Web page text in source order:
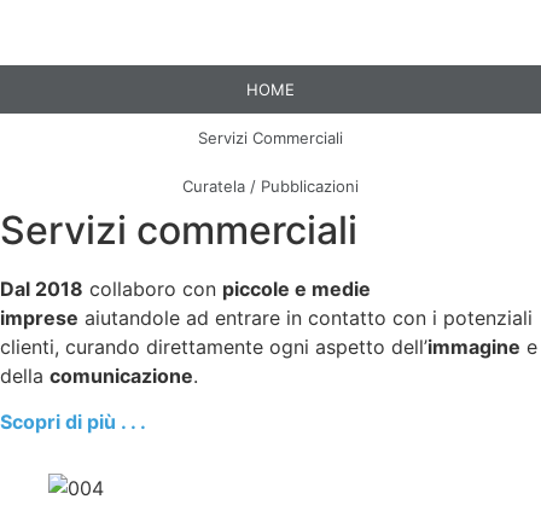
HOME
Servizi Commerciali
Curatela / Pubblicazioni
Servizi commerciali
Dal 2018 collaboro con piccole e medie
imprese aiutandole ad entrare in contatto con i potenziali
clienti, curando direttamente ogni aspetto dell’immagine e
della comunicazione.
Scopri di più . . .